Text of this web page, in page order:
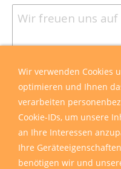
Wir verwenden Cookies
optimieren und Ihnen
verarbeiten
Cookie-IDs, um unsere
an Ihre Interessen
Ihre
benötigen wir und